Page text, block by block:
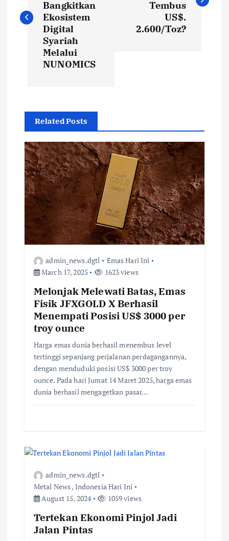
Bangkitkan
Ekosistem
Digital
Syariah
Melalui
NUNOMICS
Tembus
US$.
2.600/Toz?
Related Posts
admin_news.dgtl
Emas Hari Ini
March 17, 2025
1623 views
Melonjak Melewati Batas, Emas
Fisik JFXGOLD X Berhasil
Menempati Posisi US$ 3000 per
troy ounce
Harga emas dunia berhasil menembus level
tertinggi sepanjang perjalanan perdagangannya,
dengan menduduki posisi US$ 3000 per troy
ounce. Pada hari Jumat 14 Maret 2025, harga emas
dunia berhasil mengagetkan pasar…
admin_news.dgtl
Metal News, Indonesia Hari Ini
August 15, 2024
1059 views
Tertekan Ekonomi Pinjol Jadi
Jalan Pintas